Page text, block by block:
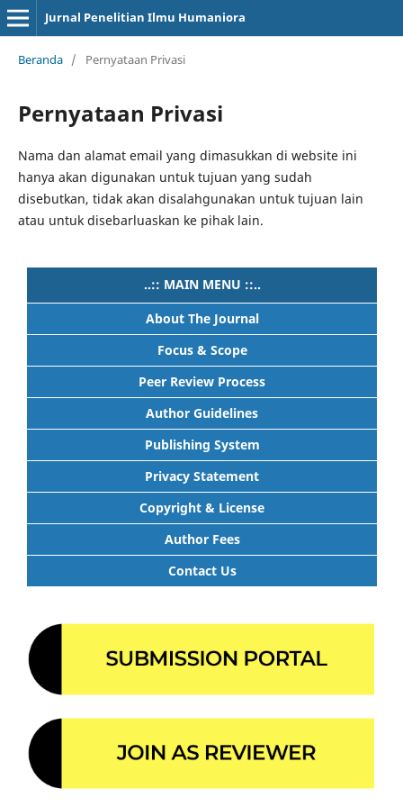
Jurnal Penelitian Ilmu Humaniora
Beranda / Pernyataan Privasi
Pernyataan Privasi
Nama dan alamat email yang dimasukkan di website ini
hanya akan digunakan untuk tujuan yang sudah
disebutkan, tidak akan disalahgunakan untuk tujuan lain
atau untuk disebarluaskan ke pihak lain.
..:: MAIN MENU ::..
About The Journal
Focus & Scope
Peer Review Process
Author Guidelines
Publishing System
Privacy Statement
Copyright & License
Author Fees
Contact Us